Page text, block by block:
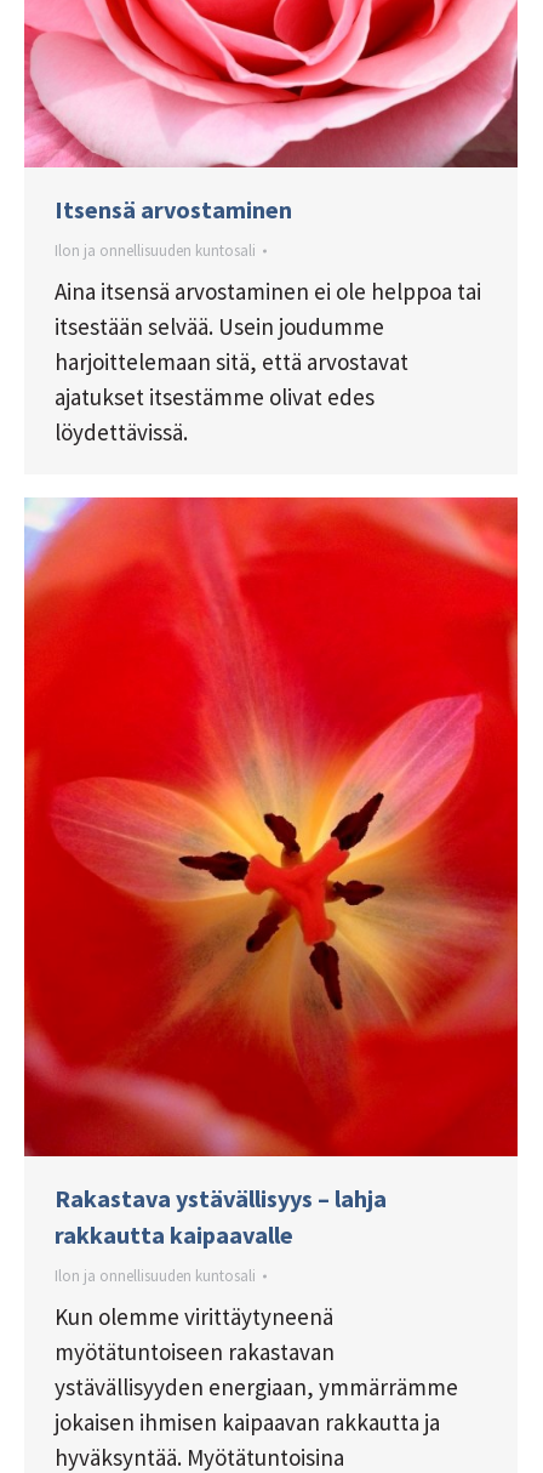
Itsensä arvostaminen
Ilon ja onnellisuuden kuntosali
Aina itsensä arvostaminen ei ole helppoa tai
itsestään selvää. Usein joudumme
harjoittelemaan sitä, että arvostavat
ajatukset itsestämme olivat edes
löydettävissä.
Rakastava ystävällisyys – lahja
rakkautta kaipaavalle
Ilon ja onnellisuuden kuntosali
Kun olemme virittäytyneenä
myötätuntoiseen rakastavan
ystävällisyyden energiaan, ymmärrämme
jokaisen ihmisen kaipaavan rakkautta ja
hyväksyntää. Myötätuntoisina